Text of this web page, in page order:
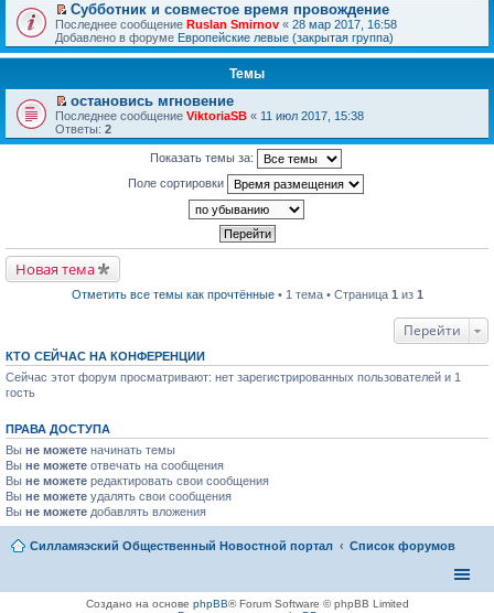
П
е
р
е
т
и
к
п
е
п
р
о
ч
и
н
о
м
о
щ
е
н
и
ю
Субботник и совместое время провождение
Последнее сообщение Ruslan Smirnov « 28 мар 2017, 16:58
Добавлено в форуме Европейские левые (закрытая группа)
Темы
П
е
р
в
о
м
у
р
о
ч
н
н
о
м
у
с
о
щ
остановись мгновение
Последнее сообщение ViktoriaSB « 11 июл 2017, 15:38
Ответы: 2
Показать темы за:
Поле сортировки
Новая тема
Отметить все темы как прочтённые• 1 тема • Страница 1 из 1
Перейти
КТО СЕЙЧАС НА КОНФЕРЕНЦИИ
Сейчас этот форум просматривают: нет зарегистрированных пользователей и 1
гость
ПРАВА ДОСТУПА
Вы не можете начинать темы
Вы не можете отвечать на сообщения
Вы не можете редактировать свои сообщения
Вы не можете удалять свои сообщения
Вы не можете добавлять вложения
Силламяэский Общественный Новостной портал Список форумов
Создано на основе phpBB® Forum Software © phpBB Limited